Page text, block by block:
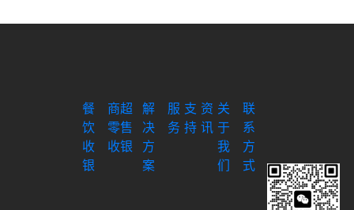
餐
饮
收
银
商超
零售
收银
解
决
方
案
服
务
支
持
资
讯
关
于
我
们
联
系
方
式